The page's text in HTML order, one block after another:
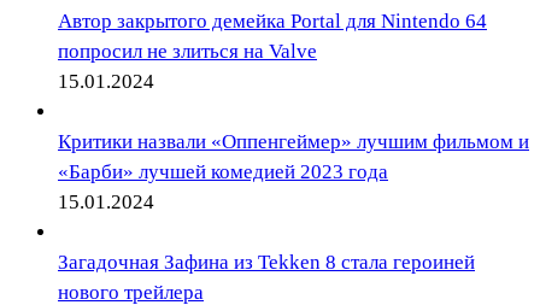
Автор закрытого демейка Portal для Nintendo 64
попросил не злиться на Valve
15.01.2024
Критики назвали «Оппенгеймер» лучшим фильмом и
«Барби» лучшей комедией 2023 года
15.01.2024
Загадочная Зафина из Tekken 8 стала героиней
нового трейлера